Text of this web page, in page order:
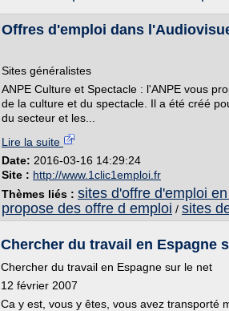
Offres d'emploi dans
Sites généralistes
ANPE Culture et Spectacle : l'ANPE vous
de la culture et du spectacle. Il a été créé
du secteur et les...
Lire la suite
Date: 2016-03-16 14:29:24
Site : http://www.1clic1emploi.fr
Thèmes liés : sites d'offre d'emploi
propose des offre d emploi / sites
Chercher du travail en Espagne
Chercher du travail en Espagne sur le net
12 février 2007
Ca y est, vous y êtes, vous avez transporté